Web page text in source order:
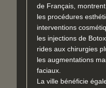
de Français,
les procédures
interventions
les injections de
rides aux chirurgies
les augmentations
faciaux.
La ville bénéficie